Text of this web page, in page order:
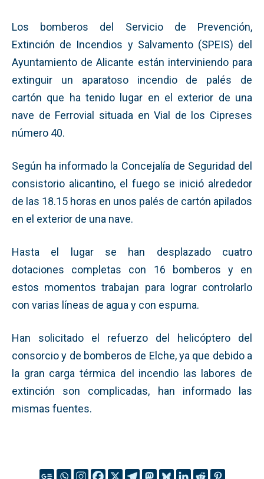
Los bomberos del Servicio de Prevención,
Extinción de Incendios y Salvamento (SPEIS) del
Ayuntamiento de Alicante están interviniendo para
extinguir un aparatoso incendio de palés de
cartón que ha tenido lugar en el exterior de una
nave de Ferrovial situada en Vial de los Cipreses
número 40.
Según ha informado la Concejalía de Seguridad del
consistorio alicantino, el fuego se inició alrededor
de las 18.15 horas en unos palés de cartón apilados
en el exterior de una nave.
Hasta el lugar se han desplazado cuatro
dotaciones completas con 16 bomberos y en
estos momentos trabajan para lograr controlarlo
con varias líneas de agua y con espuma.
Han solicitado el refuerzo del helicóptero del
consorcio y de bomberos de Elche, ya que debido a
la gran carga térmica del incendio las labores de
extinción son complicadas, han informado las
mismas fuentes.